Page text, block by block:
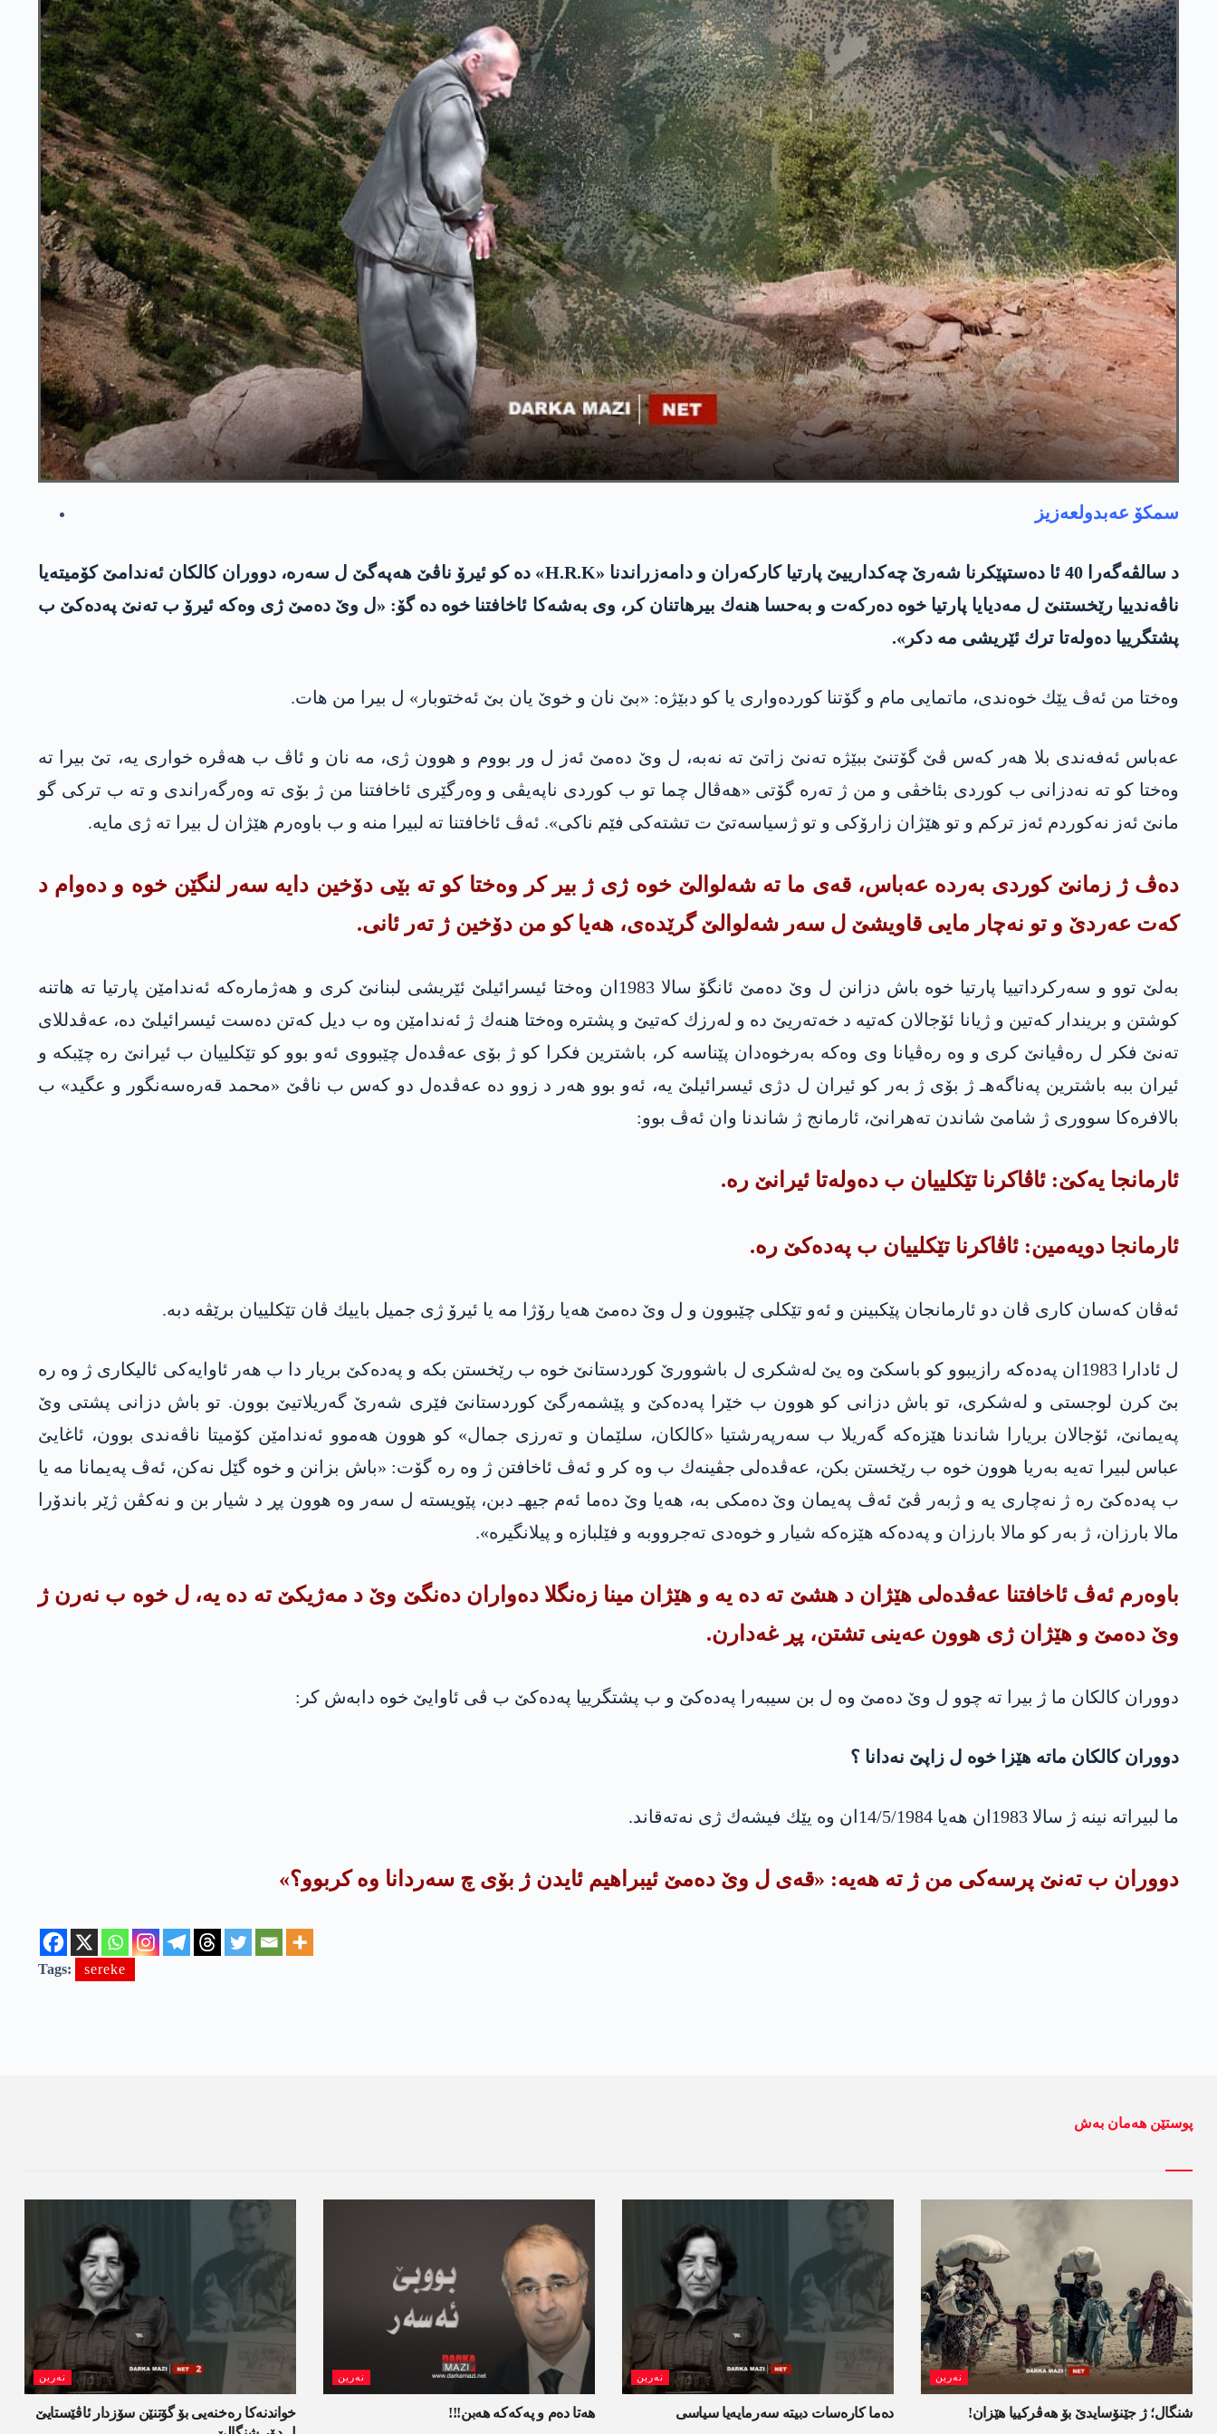
سمكۆ عه‌بدولعه‌زیز
د سالڤه‌گه‌را 40 ئا ده‌ستپێكرنا شه‌رێ چه‌كدارییێ پارتیا كاركه‌ران و دامه‌زراندنا «H.R.K» ده‌ كو ئیرۆ ناڤێ هه‌په‌گێ ل سه‌ره‌، دووران كالكان ئه‌ندامێ كۆمیته‌یا
ناڤه‌ندییا رێخستنێ ل مه‌دیایا پارتیا خوه‌ ده‌ركه‌ت و به‌حسا هنه‌ك بیرهاتنان كر، وی به‌شه‌كا ئاخافتنا خوه‌ ده‌ گۆ: «ل وێ ده‌مێ ژی وه‌كه‌ ئیرۆ ب ته‌نێ په‌ده‌كێ ب
پشتگرییا ده‌وله‌تا ترك ئێریشی مه‌ دكر».
وه‌ختا من ئه‌ڤ یێك خوه‌ندی، ماتمایی مام و گۆتنا كورده‌وارى یا كو دبێژه‌: «بێ نان و خوێ یان بێ ئه‌ختوبار» ل بیرا من هات.
عه‌باس ئه‌فه‌ندی بلا هه‌ر كه‌س ڤێ گۆتنێ ببێژه‌ ته‌نێ زاتێ ته‌ نه‌به‌، ل وێ ده‌مێ ئه‌ز ل ور بووم و هوون ژی، مه‌ نان و ئاڤ ب هه‌ڤره‌ خواری یه‌، تێ بیرا ته‌
وه‌ختا كو ته‌ نه‌دزانی ب كوردی بئاخڤی و من ژ ته‌ره‌ گۆتی «هه‌ڤال چما تو ب كوردى ناپه‌یڤی و وه‌رگێرى ئاخافتنا من ژ بۆی ته‌ وه‌رگه‌راندی و ته‌ ب تركى گو
مانێ ئه‌ز نه‌كوردم ئه‌ز تركم و تو هێژان زارۆكى و تو ژسیاسه‌تێ ت تشته‌كی فێم ناكى». ئه‌ڤ ئاخافتنا ته‌ لبیرا منه‌ و ب باوه‌رم هێژان ل بیرا ته‌ ژى مایه‌.
ده‌ڤ ژ زمانێ كوردی به‌رده‌ عه‌باس، قه‌ی ما ته‌ شه‌لوالێ خوه‌ ژی ژ بیر كر وه‌ختا كو ته‌ بێی دۆخین دایه‌ سه‌ر لنگێن خوه‌ و ده‌وام د
كه‌ت عه‌ردێ و تو نه‌چار مایی قاویشێ ل سه‌ر شه‌لوالێ گرێده‌ی، هه‌یا كو من دۆخین ژ ته‌ر ئانی.
به‌لێ توو و سه‌ركردا‌تییا پارتیا خوه‌ باش دزانن ل وێ ده‌مێ ئانگۆ سالا 1983ان وه‌ختا ئیسرائیلێ ئێریشی لبنانێ كری و هه‌ژماره‌كه‌ ئه‌ندامێن پارتیا ته‌ هاتنه‌
كوشتن و بریندار كه‌تین و ژیانا ئۆجالان كه‌تیه‌ د خه‌ته‌ریێ ده‌ و له‌رزك كه‌تیێ و پشتره‌ وه‌ختا هنه‌ك ژ ئه‌ندامێن وه‌ ب دیل كه‌تن‌ ده‌ست ئیسرائیلێ ده‌، عه‌ڤدللای
ته‌نێ فكر ل ره‌ڤیانێ كری و وه‌ ره‌ڤیانا وى وه‌كه‌ به‌رخوه‌دان پێناسه‌ كر، باشترین فكرا كو ژ بۆی عه‌ڤده‌ل چێبووی ئه‌و بوو كو تێكلییان ب ئیرانێ ره‌ چێبكه‌ و
ئیران ببه‌ باشترین په‌ناگه‌هـ ژ بۆى ژ به‌ر كو ئیران ل دژی ئیسرائیلێ یه‌، ئه‌و بوو هه‌ر د زوو ده‌ عه‌ڤده‌ل دو كه‌س ب ناڤێ «محمد قه‌ره‌سه‌نگور و عگید» ب
بالافره‌كا سوورى ژ شامێ شاندن ته‌هرانێ، ئارمانج ژ شاندنا وان ئه‌ڤ بوو:
ئارمانجا یه‌كێ: ئاڤاكرنا تێكلییان ب ده‌وله‌تا ئیرانێ ره‌.
ئارمانجا دویه‌مین: ئاڤاكرنا تێكلییان ب په‌ده‌كێ ره‌.
ئه‌ڤان كه‌سان كاری ڤان دو ئارمانجان پێكبینن و ئه‌و تێكلی چێبوون و ل وێ ده‌مێ هه‌یا رۆژا مه‌ یا ئیرۆ ژی جمیل باییك ڤان تێكلییان برێڤه‌ دبه‌.
ل ئادارا 1983ان په‌ده‌كه‌ رازیبوو كو باسكێ وه‌ یێ له‌شكری ل باشوورێ كوردستانێ خوه‌ ب رێخستن بكه‌ و په‌ده‌كێ بریار دا ب هه‌ر ئاوایه‌كی ئالیكاری ژ وه‌ ره‌
بێ كرن لوجستى و له‌شكری، تو باش دزانى كو هوون ب خێرا په‌ده‌كێ و پێشمه‌رگێ كوردستانێ فێری شه‌رێ گه‌ریلاتیێ بوون. تو باش دزانى پشتى وێ
په‌یمانێ، ئۆجالان بریارا شاندنا هێزه‌كه‌ گه‌ریلا ب سه‌رپه‌رشتیا «كالكان، سلێمان و ته‌رزى جمال» كو هوون هه‌موو ئه‌ندامێن كۆمیتا ناڤه‌ندی بوون، ئاغایێ
عباس لبیرا ته‌یه‌ به‌ریا هوون خوه‌ ب رێخستن بكن، عه‌ڤده‌لی جڤینه‌ك ب وه‌ كر و ئه‌ڤ ئاخافتن ژ وه‌ ره‌ گۆت: «باش بزانن و خوه‌ گێل نه‌كن، ئه‌ڤ په‌یمانا مه‌ یا
ب په‌ده‌كێ ره‌ ژ نه‌چاری یه‌ و ژبه‌ر ڤێ ئه‌ڤ په‌یمان وێ ده‌مكی به‌، هه‌یا وێ ده‌ما ئه‌م جیهـ دبن، پێویسته‌ ل سه‌ر وه‌ هوون پڕ د شیار بن و نه‌كڤن‌ ژێر باندۆرا
مالا بارزان، ژ به‌ر كو مالا بارزان و په‌ده‌كه‌ هێزه‌كه‌ شیار و خوه‌دی ته‌جرووبه‌ و فێلبازه‌ و پیلانگیره‌».
باوه‌رم ئه‌ڤ ئاخافتنا عه‌ڤده‌لی هێژان د هشێ ته‌ ده‌ یه‌ و هێژان مینا زه‌نگلا ده‌واران ده‌نگێ وێ د مه‌ژیكێ ته‌ ده‌ یه‌، ل خوه‌ ب نه‌رن ژ
وێ ده‌مێ و هێژان ژی هوون عه‌ینی تشتن، پڕ غه‌دارن.
دووران كالكان ما ژ بیرا ته‌ چوو ل وێ ده‌مێ وه‌ ل بن سیبه‌را په‌ده‌كێ و ب پشتگرییا په‌ده‌كێ ب ڤی ئاوایێ خوه‌ دابه‌ش كر:
دووران كالكان ماته‌ هێزا خوه‌ ل زاپێ نه‌دانا ؟
ما لبیراته‌ نینه‌ ژ سالا 1983ان هه‌یا 14/5/1984ان وه‌ یێك فیشه‌ك ژى نه‌ته‌قاند.
دووران ب ته‌نێ پرسه‌كی من ژ ته‌ هه‌یه‌: «قه‌ی ل وێ ده‌مێ ئیبراهیم ئایدن ژ بۆی چ سه‌ردانا وه‌ كربوو؟»
Tags: sereke
پوستێن ھەمان بەش
نەرین
خواندنه‌كا رەخنەیی بۆ گۆتنێن سۆزدار ئاڤێستایێ
نەرین
ھەتا دەم و پەکەکە ھەبن!!!
نەرین
ده‌ما کاره‌سات دبیتە سه‌رمایه‌یا سیاسی
نەرین
شنگال؛ ژ جێنۆسایدێ بۆ هەڤرکییا هێزان!